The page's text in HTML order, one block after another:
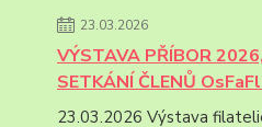
23.03.2026
VÝSTAVA PŘÍBOR
SETKÁNÍ ČLENŮ
23.03.2026 Výstava